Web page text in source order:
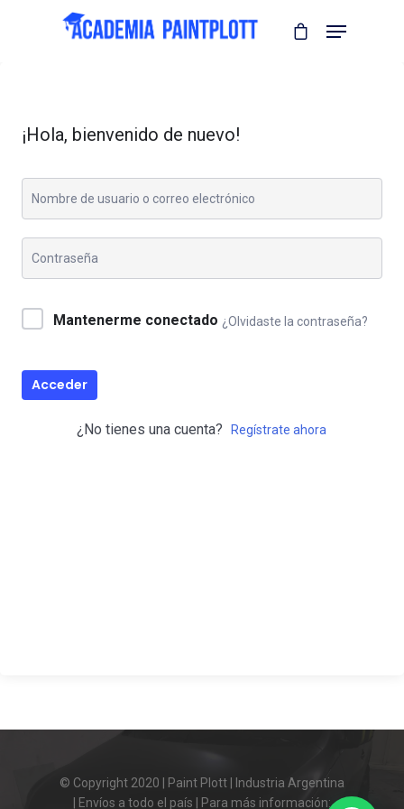
¡Hola, bienvenido de nuevo!
Mantenerme conectado ¿Olvidaste la contraseña?
Acceder
¿No tienes una cuenta? Regístrate ahora
© Copyright 2020 | Paint Plott | Industria Argentina
| Envíos a todo el país | Para más información: